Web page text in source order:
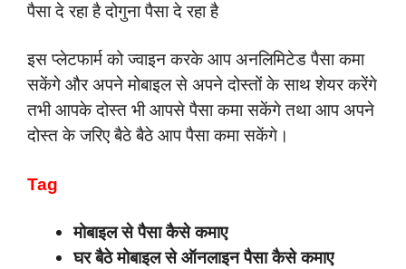
पैसा दे रहा है दोगुना पैसा दे रहा है
इस प्लेटफार्म को ज्वाइन करके आप अनलिमिटेड पैसा कमा
सकेंगे और अपने मोबाइल से अपने दोस्तों के साथ शेयर करेंगे
तभी आपके दोस्त भी आपसे पैसा कमा सकेंगे तथा आप अपने
दोस्त के जरिए बैठे बैठे आप पैसा कमा सकेंगे।
Tag
मोबाइल से पैसा कैसे कमाए
घर बैठे मोबाइल से ऑनलाइन पैसा कैसे कमाए